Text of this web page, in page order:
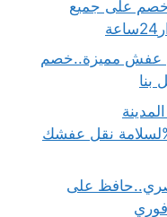
اثاث بالرياض..23%خصم على جميع
عفش مميزة..خصم
نقل عفشك
على